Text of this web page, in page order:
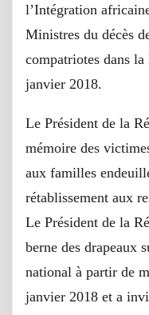
l’Intégration
Ministres du décès
compatriotes dans
janvier 2018.
Le Président de la
mémoire des
aux familles
rétablissement aux
Le Président de la
berne des drapeaux
national à partir de
janvier 2018 et a